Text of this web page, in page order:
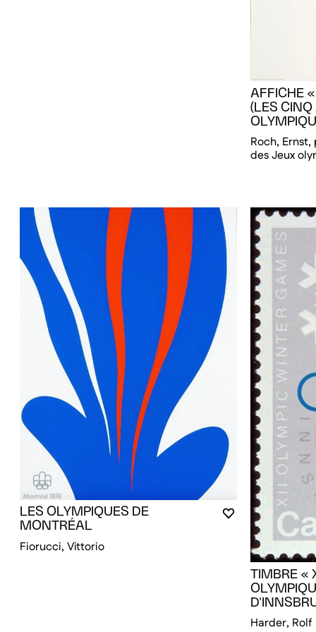
(LES
Roch,
des Jeux
VOUS DEVEZ
FERMER LA
OUVRIR LA
LES OLYMPIQUES DE
MONTRÉAL
Fiorucci, Vittorio
TIMBRE «
Harder, Rolf